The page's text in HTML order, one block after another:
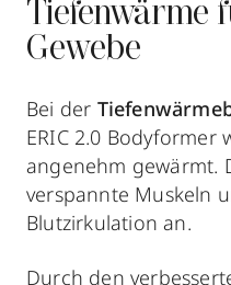
Tiefenwärme
Gewebe
Bei der
ERIC 2.0 Bodyformer
angenehm gewärmt.
verspannte Muskeln
Blutzirkulation an.
Durch den